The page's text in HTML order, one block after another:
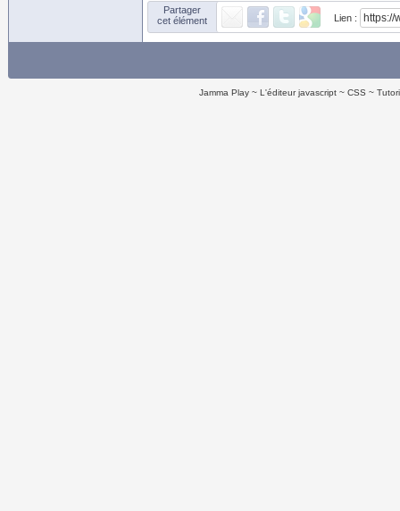
Partager
cet élément
Lien :
Jamma Play L'éditeur javascript CSS